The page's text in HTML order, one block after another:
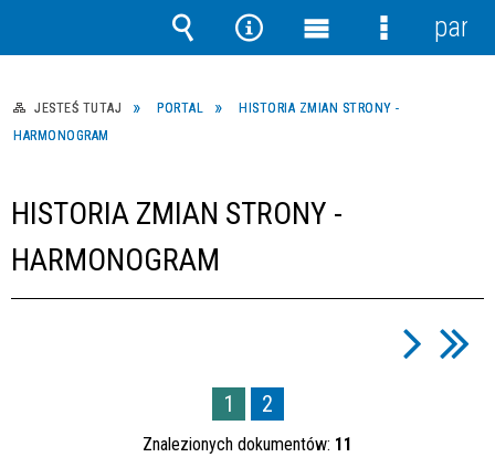
JESTEŚ TUTAJ PORTAL
HISTORIA ZMIAN STRONY -
HARMONOGRAM
HISTORIA ZMIAN STRONY -
HARMONOGRAM
1 2
Znalezionych dokumentów: 11
Wyszukiwarka
Narzędzia
Menu Menu
panel